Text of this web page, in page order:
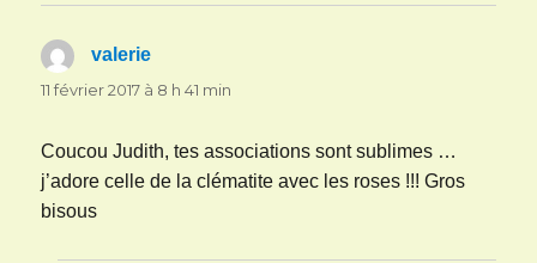
valerie
11 février 2017 à 8 h 41 min
Coucou Judith, tes associations sont sublimes …
j’adore celle de la clématite avec les roses !!! Gros
bisous